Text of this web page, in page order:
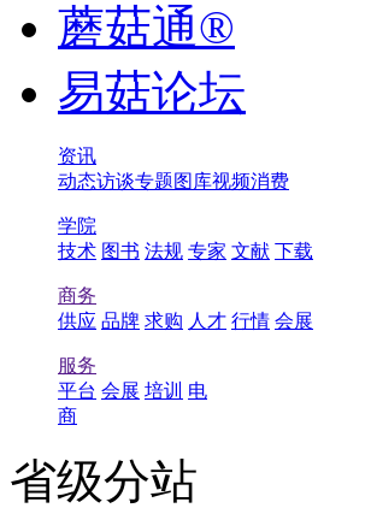
蘑菇通®
易菇论坛
资讯
动态访谈专题图库视频消费
学院
技术 图书 法规 专家 文献 下载
商务
供应 品牌 求购 人才 行情 会展
服务
平台 会展 培训 电
商
省级分站